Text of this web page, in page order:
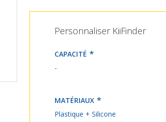
Personnaliser KiiFinder
CAPACITÉ
-
MATÉRIAUX
Plastique + Silicone